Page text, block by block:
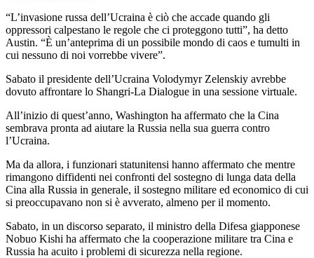
“L’invasione russa dell’Ucraina è ciò che accade quando gli
oppressori calpestano le regole che ci proteggono tutti”, ha detto
Austin. “È un’anteprima di un possibile mondo di caos e tumulti in
cui nessuno di noi vorrebbe vivere”.
Sabato il presidente dell’Ucraina Volodymyr Zelenskiy avrebbe
dovuto affrontare lo Shangri-La Dialogue in una sessione virtuale.
All’inizio di quest’anno, Washington ha affermato che la Cina
sembrava pronta ad aiutare la Russia nella sua guerra contro
l’Ucraina.
Ma da allora, i funzionari statunitensi hanno affermato che mentre
rimangono diffidenti nei confronti del sostegno di lunga data della
Cina alla Russia in generale, il sostegno militare ed economico di cui
si preoccupavano non si è avverato, almeno per il momento.
Sabato, in un discorso separato, il ministro della Difesa giapponese
Nobuo Kishi ha affermato che la cooperazione militare tra Cina e
Russia ha acuito i problemi di sicurezza nella regione.